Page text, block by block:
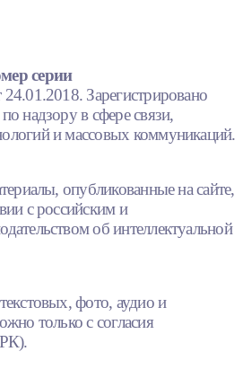
серии
Зарегистрировано
надзору в сфере связи,
и массовых коммуникаций.
опубликованные на сайте,
с российским и
об интеллектуальной
фото, аудио и
только с согласия